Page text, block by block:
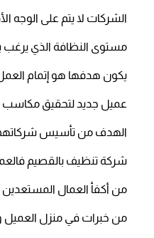
الشركات لا يتم على الوجه
مستوى النظافة الذي يرغب
يكون هدفها هو إتمام
عميل جديد لتحقيق
الهدف من تأسيس
شركة تنظيف بالقصيم
من أكفأ العمال
من خبرات في منزل العميل